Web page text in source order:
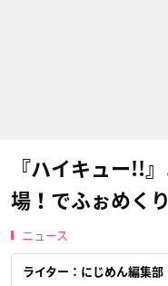
『ハイキュー!!
場！でふぉめく
ニュース
ライター：にじめん編集部